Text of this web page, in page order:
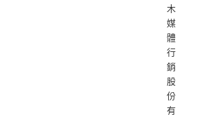
木
媒
體
行
銷
股
份
有